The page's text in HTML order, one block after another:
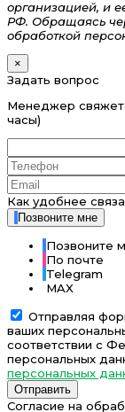
организацией, и
РФ. Обращаясь
обработкой
×
Задать вопрос
Менеджер
часы)
Как удобнее
Позвоните мне
Позвоните
По почте
Telegram
MAX
Отправляя
ваших
соответствии с
персональных
персональных
Отправить
Согласие на